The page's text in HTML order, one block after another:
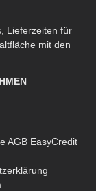
Lieferzeiten für
mit den
AGB EasyCredit